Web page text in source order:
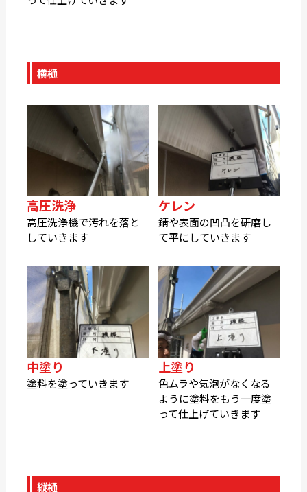
横樋
高圧洗浄
高圧洗浄機で汚れを落と
していきます
ケレン
錆や表面の凹凸を研磨し
て平にしていきます
中塗り
塗料を塗っていきます
上塗り
色ムラや気泡がなくなる
ように塗料をもう一度塗
って仕上げていきます
縦樋